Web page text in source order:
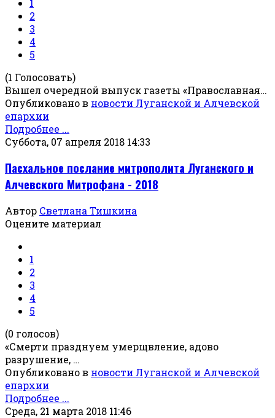
2
3
4
5
(1 Голосовать)
Вышел очередной выпуск газеты «Православная…
Опубликовано в новости Луганской и Алчевской
епархии
Подробнее ...
Суббота, 07 апреля 2018 14:33
Пасхальное послание митрополита Луганского и
Алчевского Митрофана - 2018
Автор Светлана Тишкина
Оцените материал
1
2
3
4
5
(0 голосов)
«Смерти празднуем умерщвление, адово
разрушение, …
Опубликовано в новости Луганской и Алчевской
епархии
Подробнее ...
Среда, 21 марта 2018 11:46